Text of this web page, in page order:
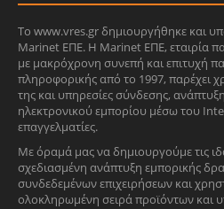
Το www.vres.gr δημιουργήθηκε και
Marinet ΕΠΕ. Η Marinet ΕΠΕ, εταιρία
με μακρόχρονη συνεπή και επιτυχή
πληροφορικής από το 1997, παρέχει
της και υπηρεσίες σύνδεσης,
ηλεκτρονικού εμπορίου μέσω του
επαγγελματίες.
Με όραμά μας να δημιουργούμε τις
σχεδιασμένη ανάπτυξη εμπορικής
συνδεδεμένων επιχειρήσεων και
ολοκληρωμένη σειρά προϊόντων και